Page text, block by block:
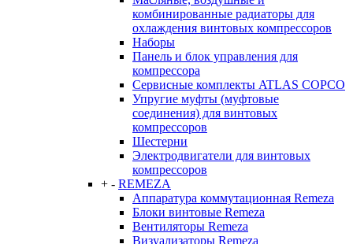
комбинированные радиаторы для
охлаждения винтовых компрессоров
Наборы
Панель и блок управления для
компрессора
Сервисные комплекты ATLAS COPCO
Упругие муфты (муфтовые
соединения) для винтовых
компрессоров
Шестерни
Электродвигатели для винтовых
компрессоров
+ - REMEZA
Аппаратура коммутационная Remeza
Блоки винтовые Remeza
Вентиляторы Remeza
Визуализаторы Remeza